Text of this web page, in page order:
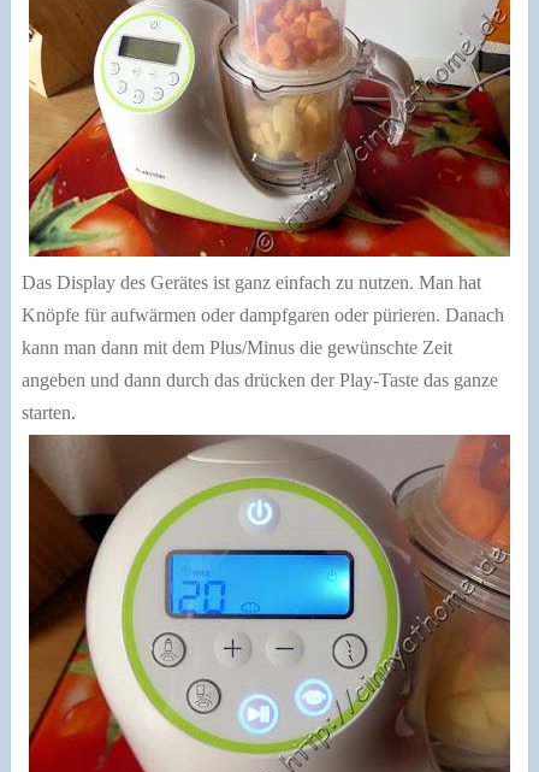
Das Display des Gerätes ist ganz einfach zu nutzen. Man hat
Knöpfe für aufwärmen oder dampfgaren oder pürieren. Danach
kann man dann mit dem Plus/Minus die gewünschte Zeit
angeben und dann durch das drücken der Play-Taste das ganze
starten.